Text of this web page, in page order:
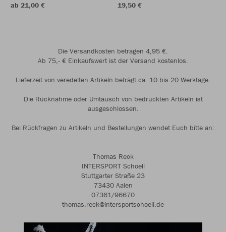
ab 21,00 €
19,50 €
Die Versandkosten betragen 4,95 €.
Ab 75,- € Einkaufswert ist der Versand kostenlos.
Lieferzeit von veredelten Artikeln beträgt ca. 10 bis 20 Werktage.
Die Rücknahme oder Umtausch von bedruckten Artikeln ist
ausgeschlossen.
Bei Rückfragen zu Artikeln und Bestellungen wendet Euch bitte an:
Thomas Reck
INTERSPORT Schoell
Stuttgarter Straße 23
73430 Aalen
07361/96670
thomas.reck@intersportschoell.de